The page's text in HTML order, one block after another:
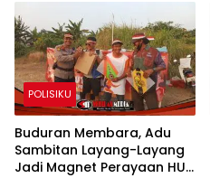
POLISIKU
Buduran Membara, Adu
Sambitan Layang-Layang
Jadi Magnet Perayaan HUT